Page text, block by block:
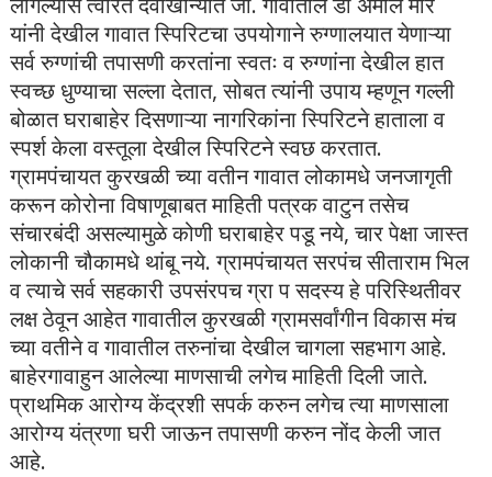
यांनी देखील गावात स्पिरिटचा उपयोगाने रुग्णालयात येणाऱ्या
सर्व रुग्णांची तपासणी करतांना स्वतः व रुग्णांना देखील हात
स्वच्छ धुण्याचा सल्ला देतात, सोबत त्यांनी उपाय म्हणून गल्ली
बोळात घराबाहेर दिसणाऱ्या नागरिकांना स्पिरिटने हाताला व
स्पर्श केला वस्तूला देखील स्पिरिटने स्वछ करतात.
ग्रामपंचायत कुरखळी च्या वतीन गावात लोकामधे जनजागृती
करून कोरोना विषाणूबाबत माहिती पत्रक वाटुन तसेच
संचारबंदी असल्यामुळे कोणी घराबाहेर पडू नये, चार पेक्षा जास्त
लोकानी चौकामधे थांबू नये. ग्रामपंचायत सरपंच सीताराम भिल
व त्याचे सर्व सहकारी उपसंरपच ग्रा प सदस्य हे परिस्थितीवर
लक्ष ठेवून आहेत गावातील कुरखळी ग्रामसर्वांगीन विकास मंच
च्या वतीने व गावातील तरुनांचा देखील चागला सहभाग आहे.
बाहेरगावाहुन आलेल्या माणसाची लगेच माहिती दिली जाते.
प्राथमिक आरोग्य केंद्रशी सपर्क करुन लगेच त्या माणसाला
आरोग्य यंत्रणा घरी जाऊन तपासणी करुन नोंद केली जात
आहे.